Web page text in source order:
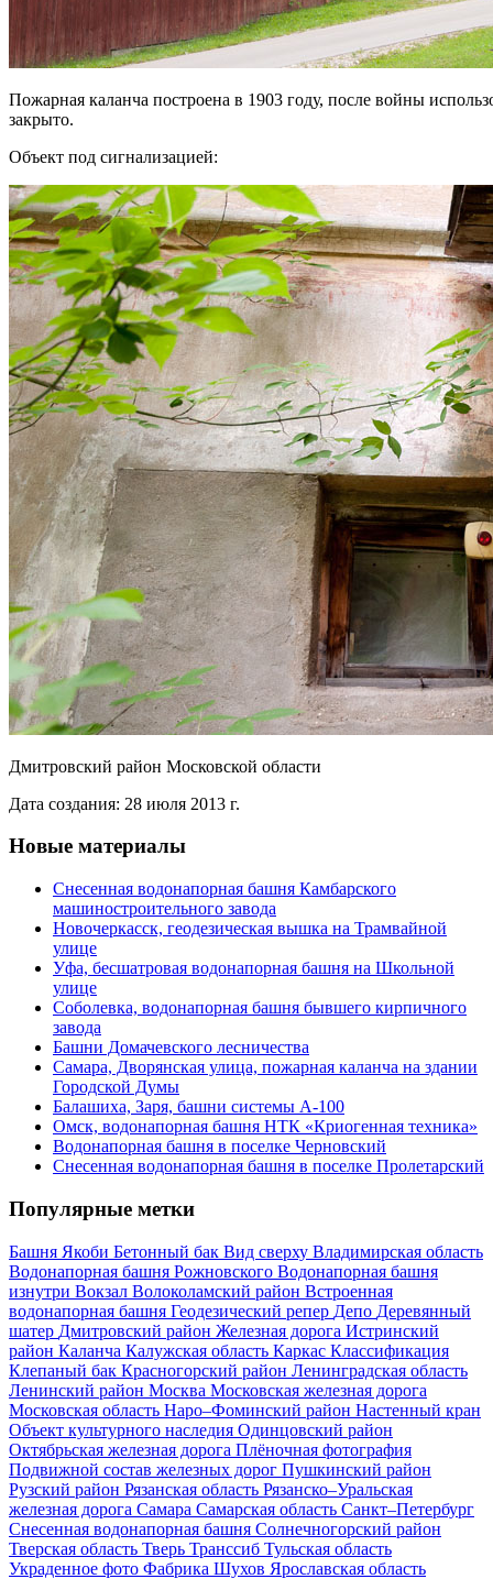
Пожарная каланча построена в 1903 году, после войны
закрыто.
Объект под сигнализацией:
Дмитровский район Московской области
Дата создания: 28 июля 2013 г.
Новые материалы
Снесенная водонапорная башня Камбарского
машиностроительного завода
Новочеркасск, геодезическая вышка на Трамвайной
улице
Уфа, бесшатровая водонапорная башня на Школьной
улице
Соболевка, водонапорная башня бывшего кирпичного
завода
Башни Домачевского лесничества
Самара, Дворянская улица, пожарная каланча на здании
Городской Думы
Балашиха, Заря, башни системы А-100
Омск, водонапорная башня НТК «Криогенная техника»
Водонапорная башня в поселке Черновский
Снесенная водонапорная башня в поселке Пролетарский
Популярные метки
Башня Якоби Бетонный бак Вид сверху Владимирская область
Водонапорная башня Рожновского Водонапорная башня
изнутри Вокзал Волоколамский район Встроенная
водонапорная башня Геодезический репер Депо Деревянный
шатер Дмитровский район Железная дорога Истринский
район Каланча Калужская область Каркас Классификация
Клепаный бак Красногорский район Ленинградская область
Ленинский район Москва Московская железная дорога
Московская область Наро–Фоминский район Настенный кран
Объект культурного наследия Одинцовский район
Октябрьская железная дорога Плёночная фотография
Подвижной состав железных дорог Пушкинский район
Рузский район Рязанская область Рязанско–Уральская
железная дорога Самара Самарская область Санкт–Петербург
Снесенная водонапорная башня Солнечногорский район
Тверская область Тверь Транссиб Тульская область
Украденное фото Фабрика Шухов Ярославская область